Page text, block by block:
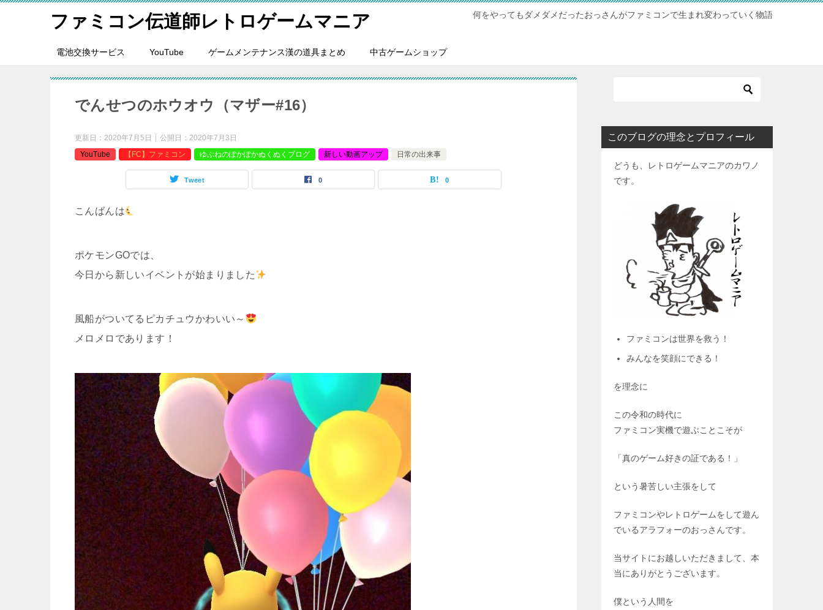
ファミコン伝道師レトロゲームマニア 何をやってもダメダメだったおっさんがファミコンで生まれ変わっていく物語
電池交換サービス YouTube ゲームメンテナンス漢の道具まとめ 中古ゲームショップ
でんせつのホウオウ（マザー#16）
更新日： 2020年7月5日 公開日： 2020年7月3日
YouTube
【FC】ファミコン ゆぶねのぽかぽかぬくぬくブログ 新しい動画アップ 日常の出来事
Tweet 0 0
こんばんは
ポケモンGOでは、
今日から新しいイベントが始まりました
風船がついてるピカチュウかわいい～
メロメロであります！
このブログの理念とプロフィール
どうも、レトロゲームマニアのカワノ
です。
ファミコンは世界を救う！
みんなを笑顔にできる！
を理念に
この令和の時代に
ファミコン実機で遊ぶことこそが
「真のゲーム好きの証である！」
という暑苦しい主張をして
ファミコンやレトロゲームをして遊ん
でいるアラフォーのおっさんです。
当サイトにお越しいただきまして、本
当にありがとうございます。
僕という人間を